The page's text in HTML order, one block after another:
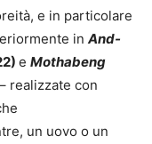
e in particolare
in And-
e Mothabeng
realizzate con
un uovo o un